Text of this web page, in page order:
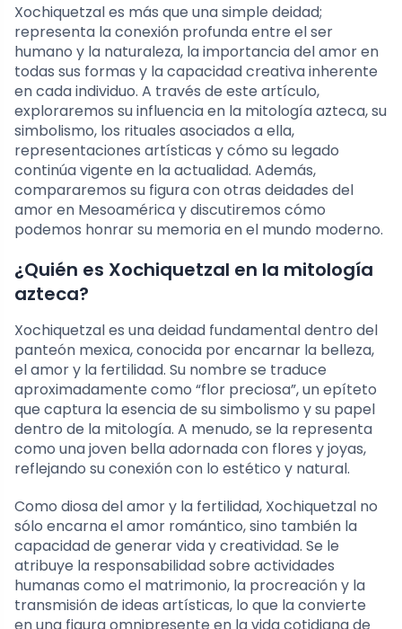
Xochiquetzal es más que una simple deidad;
representa la conexión profunda entre el ser
humano y la naturaleza, la importancia del amor en
todas sus formas y la capacidad creativa inherente
en cada individuo. A través de este artículo,
exploraremos su influencia en la mitología azteca, su
simbolismo, los rituales asociados a ella,
representaciones artísticas y cómo su legado
continúa vigente en la actualidad. Además,
compararemos su figura con otras deidades del
amor en Mesoamérica y discutiremos cómo
podemos honrar su memoria en el mundo moderno.
¿Quién es Xochiquetzal en la mitología
azteca?
Xochiquetzal es una deidad fundamental dentro del
panteón mexica, conocida por encarnar la belleza,
el amor y la fertilidad. Su nombre se traduce
aproximadamente como “flor preciosa”, un epíteto
que captura la esencia de su simbolismo y su papel
dentro de la mitología. A menudo, se la representa
como una joven bella adornada con flores y joyas,
reflejando su conexión con lo estético y natural.
Como diosa del amor y la fertilidad, Xochiquetzal no
sólo encarna el amor romántico, sino también la
capacidad de generar vida y creatividad. Se le
atribuye la responsabilidad sobre actividades
humanas como el matrimonio, la procreación y la
transmisión de ideas artísticas, lo que la convierte
en una figura omnipresente en la vida cotidiana de